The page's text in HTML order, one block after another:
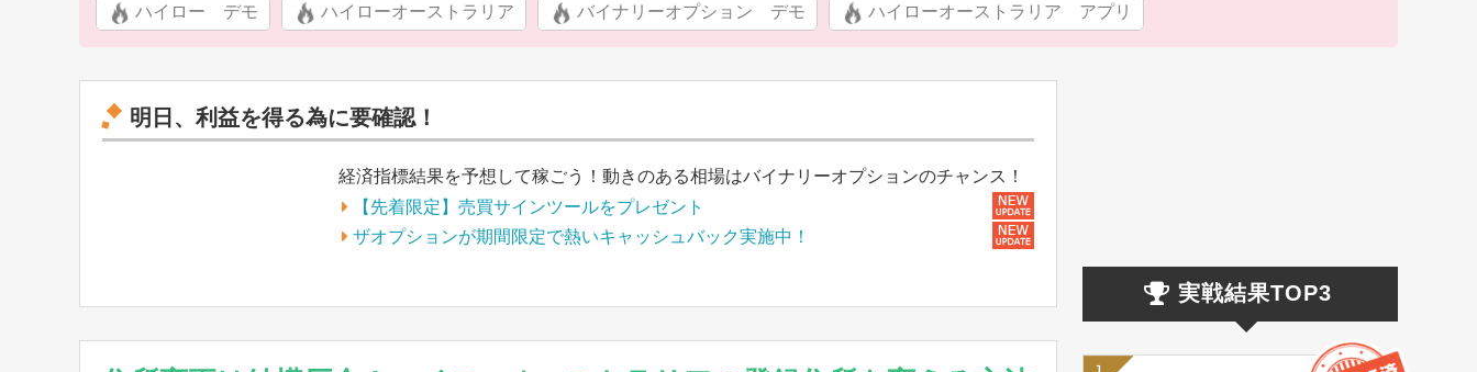
ハイロー デモ ハイローオーストラリア バイナリーオプション デモ ハイローオーストラリア アプリ
明日、利益を得る為に要確認！
経済指標結果を予想して稼ごう！動きのある相場はバイナリーオプションのチャンス！
【先着限定】売買サインツールをプレゼント
ザオプションが期間限定で熱いキャッシュバック実施中！
実戦結果TOP3